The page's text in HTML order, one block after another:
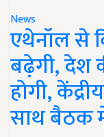
News
एथेनॉल से
बढ़ेगी, देश
होगी,
साथ बैठक